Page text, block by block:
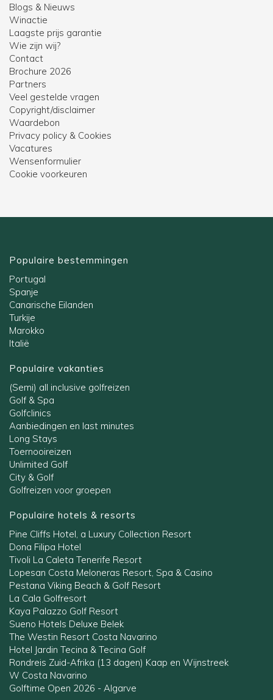
Blogs & Nieuws
Winactie
Laagste prijs garantie
Wie zijn wij?
Contact
Brochure 2026
Partners
Veel gestelde vragen
Copyright/disclaimer
Waardebon
Privacy policy & Cookies
Vacatures
Wensenformulier
Cookie voorkeuren
Populaire bestemmingen
Portugal
Spanje
Canarische Eilanden
Turkije
Marokko
Italië
Populaire vakanties
(Semi) all inclusive golfreizen
Golf & Spa
Golfclinics
Aanbiedingen en last minutes
Long Stays
Toernooireizen
Unlimited Golf
City & Golf
Golfreizen voor groepen
Populaire hotels & resorts
Pine Cliffs Hotel, a Luxury Collection Resort
Dona Filipa Hotel
Tivoli La Caleta Tenerife Resort
Lopesan Costa Meloneras Resort, Spa & Casino
Pestana Viking Beach & Golf Resort
La Cala Golfresort
Kaya Palazzo Golf Resort
Sueno Hotels Deluxe Belek
The Westin Resort Costa Navarino
Hotel Jardin Tecina & Tecina Golf
Rondreis Zuid-Afrika (13 dagen) Kaap en Wijnstreek
W Costa Navarino
Golftime Open 2026 - Algarve